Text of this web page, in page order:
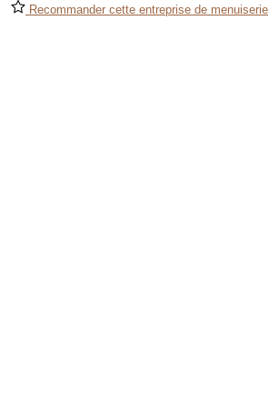
Recommander cette entreprise de menuiserie